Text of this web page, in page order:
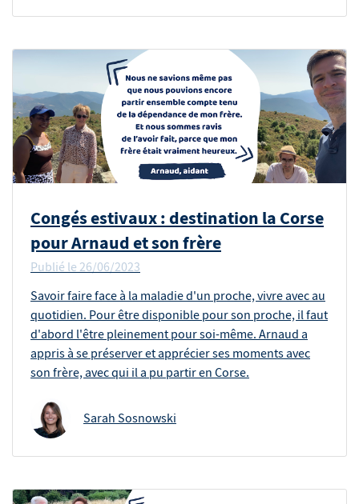
Congés estivaux : destination la Corse
pour Arnaud et son frère
Publié le 26/06/2023
Savoir faire face à la maladie d'un proche, vivre avec au
quotidien. Pour être disponible pour son proche, il faut
d'abord l'être pleinement pour soi-même. Arnaud a
appris à se préserver et apprécier ses moments avec
son frère, avec qui il a pu partir en Corse.
Sarah Sosnowski